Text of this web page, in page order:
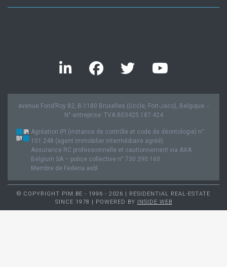
avenue Fond’Roy 82, B-1180 Bruxelles (Uccle, Fort-Jaco), Belgique. -
N° entreprise: TVA BE0425.187.424
Agréation IPI (instance de contrôle et code de déontologie) n°
101.248 (agent immobilier intermédiaire agréé).
Assurance RC professionnelle et cautionnement via AXA
Belgium SA – police collective n° 730.390.160
Membre de Federia asbl
© COPYRIGHT PIM.BE - 1996 - 2026 | RESIDENTIAL REAL-ESTATE
SINCE 1978 | POWERED BY INSIDE WEB